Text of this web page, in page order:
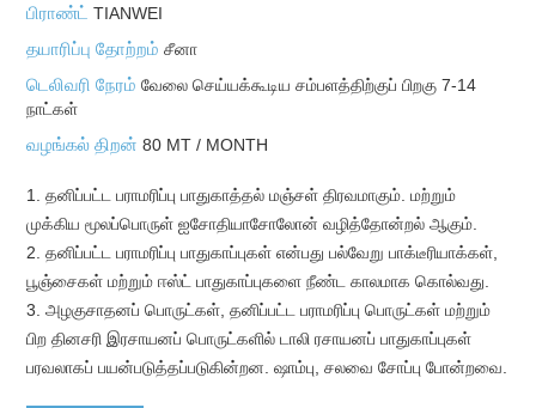
பிராண்ட்TIANWEI
தயாரிப்பு தோற்றம்சீனா
டெலிவரி நேரம்வேலை செய்யக்கூடிய சம்பளத்திற்குப் பிறகு 7-14
நாட்கள்
வழங்கல் திறன்80 MT / MONTH
1. தனிப்பட்ட பராமரிப்பு பாதுகாத்தல் மஞ்சள் திரவமாகும். மற்றும்
முக்கிய மூலப்பொருள் ஐசோதியாசோலோன் வழித்தோன்றல் ஆகும்.
2. தனிப்பட்ட பராமரிப்பு பாதுகாப்புகள் என்பது பல்வேறு பாக்டீரியாக்கள்,
பூஞ்சைகள் மற்றும் ஈஸ்ட் பாதுகாப்புகளை நீண்ட காலமாக கொல்வது.
3. அழகுசாதனப் பொருட்கள், தனிப்பட்ட பராமரிப்பு பொருட்கள் மற்றும்
பிற தினசரி இரசாயனப் பொருட்களில் டாலி ரசாயனப் பாதுகாப்புகள்
பரவலாகப் பயன்படுத்தப்படுகின்றன. ஷாம்பு, சலவை சோப்பு போன்றவை.